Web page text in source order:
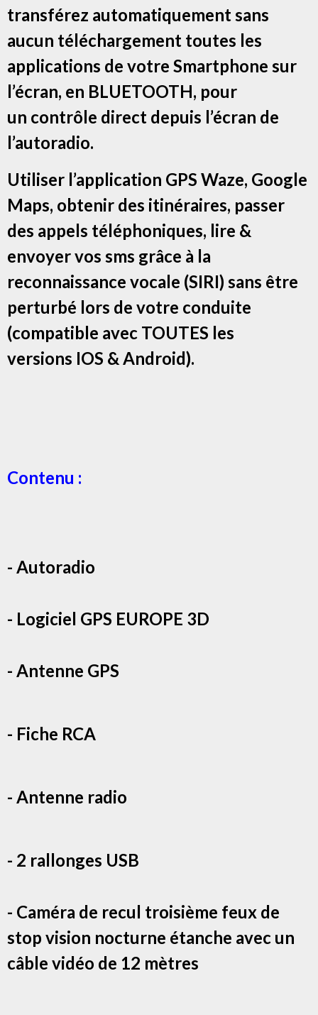
transférez automatiquement sans
aucun téléchargement toutes les
applications de votre Smartphone sur
l’écran, en BLUETOOTH, pour
un contrôle direct depuis l’écran de
l’autoradio.
Utiliser l’application GPS Waze, Google
Maps, obtenir des itinéraires, passer
des appels téléphoniques, lire &
envoyer vos sms grâce à la
reconnaissance vocale (SIRI) sans être
perturbé lors de votre conduite
(compatible avec TOUTES les
versions IOS & Android).
Contenu :
- Autoradio
- Logiciel GPS EUROPE 3D
- Antenne GPS
- Fiche RCA
- Antenne radio
- 2 rallonges USB
- Caméra de recul troisième feux de
stop vision nocturne étanche avec un
câble vidéo de 12 mètres